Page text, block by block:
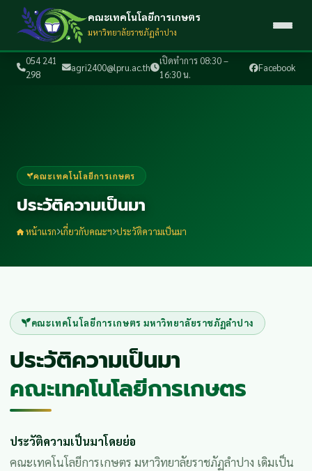
054 241
298
agri2400@lpru.ac.th
เปิดทำการ 08:30 –
16:30 น.
Facebook
คณะเทคโนโลยีการเกษตร
มหาวิทยาลัยราชภัฏลำปาง
คณะเทคโนโลยีการเกษตร
ประวัติความเป็นมา
หน้าแรก เกี่ยวกับคณะฯ ประวัติความเป็นมา
คณะเทคโนโลยีการเกษตร มหาวิทยาลัยราชภัฏลำปาง
ประวัติความเป็นมา
คณะเทคโนโลยีการเกษตร
ประวัติความเป็นมาโดยย่อ
คณะเทคโนโลยีการเกษตร มหาวิทยาลัยราชภัฏลำปาง เดิมเป็น